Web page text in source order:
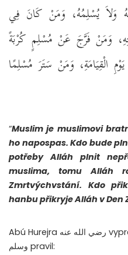
وَلاَ يُسْلِمُهُ، وَمَنْ كَانَ فِي
وَمَنْ فَرَّجَ عَنْ مُسْلِمٍ كُرْبَةً
الْقِيَامَةِ، وَمَنْ سَتَرَ مُسْلِمًا
“Muslim je muslimovi
ho napospas. Kdo bude
potřeby Alláh plnit
muslima, tomu Alláh
Zmrtvýchvstání. Kdo
hanbu přikryje Alláh v
Abú Hurejra رضي الله عنه vyprávěl, že Posel Boží صلى الله عليه
وسلم pravil: